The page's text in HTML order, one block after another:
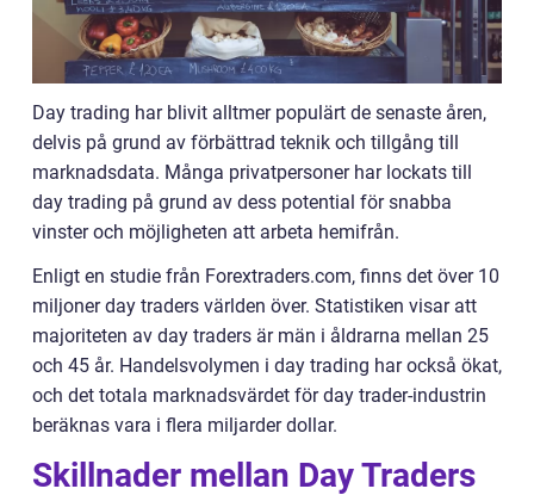
Day trading har blivit alltmer populärt de senaste åren,
delvis på grund av förbättrad teknik och tillgång till
marknadsdata. Många privatpersoner har lockats till
day trading på grund av dess potential för snabba
vinster och möjligheten att arbeta hemifrån.
Enligt en studie från Forextraders.com, finns det över 10
miljoner day traders världen över. Statistiken visar att
majoriteten av day traders är män i åldrarna mellan 25
och 45 år. Handelsvolymen i day trading har också ökat,
och det totala marknadsvärdet för day trader-industrin
beräknas vara i flera miljarder dollar.
Skillnader mellan Day Traders